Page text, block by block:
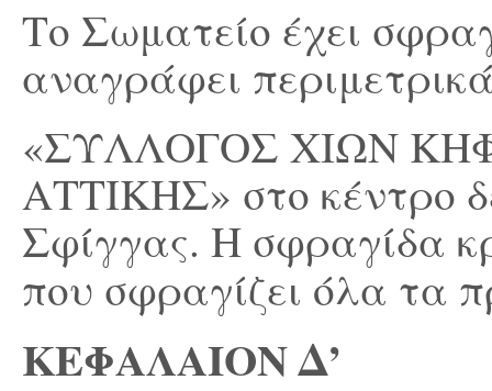
Το Σωματείο έχει
αναγράφει
«ΣΥΛΛΟΓΟΣ ΧΙΩΝ
ΑΤΤΙΚΗΣ» στο κέντρο
Σφίγγας. Η σφραγίδα
που σφραγίζει όλα τα
ΚΕΦΑΛΑΙΟΝ Δ’